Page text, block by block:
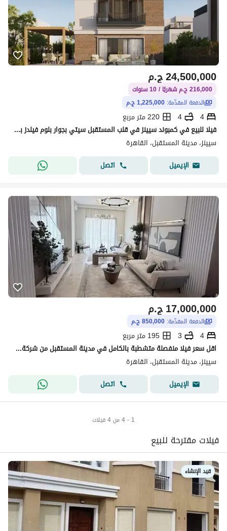
ج.م24,500,000
216,000 ج.م شهريًا / 10 سنوات
الدفعة المقدّمة: 1,225,000 ج.م
4
4
220 متر مربع
فيلا للبيع في كمبوند سيينز في قلب المستقبل سيتي بجوار بلوم فيلدز بمقدم 5% واقساط علي اطول فتره سداد دقائق من مطار القاره الدولي | Scenes
سيينز، مدينة المستقبل، القاهرة
الإيميل
اتصل
ج.م17,000,000
الدفعة المقدّمة: 850,000 ج.م
4
3
195 متر مربع
اقل سعر فيلا منفصلة متشطبة بالكامل في مدينة المستقبل من شركة تطوير مصر
سيينز، مدينة المستقبل، القاهرة
الإيميل
اتصل
1 - 4 من 4 فيلات
فيلات مقترحة للبيع
قيد الإنشاء